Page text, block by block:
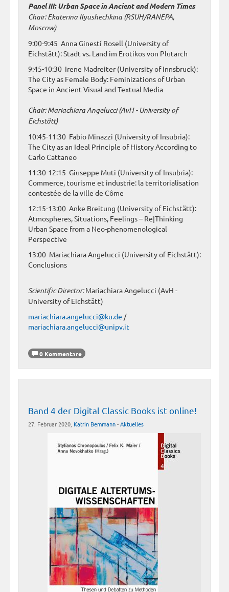
Panel III: Urban Space in Ancient and Modern Times
Chair: Ekaterina Ilyushechkina (RSUH/RANEPA,
Moscow)
9:00-9:45 Anna Ginestí Rosell (University of
Eichstätt): Stadt vs. Land im Erotikos von Plutarch
9:45-10:30 Irene Madreiter (University of Innsbruck):
The City as Female Body: Feminizations of Urban
Space in Ancient Visual and Textual Media
Chair: Mariachiara Angelucci (AvH - University of
Eichstätt)
10:45-11:30 Fabio Minazzi (University of Insubria):
The City as an Ideal Principle of History According to
Carlo Cattaneo
11:30-12:15 Giuseppe Muti (University of Insubria):
Commerce, tourisme et industrie: la territorialisation
contestée de la ville de Côme
12:15-13:00 Anke Breitung (University of Eichstätt):
Atmospheres, Situations, Feelings – Re|Thinking
Urban Space from a Neo-phenomenological
Perspective
13:00 Mariachiara Angelucci (University of Eichstätt):
Conclusions
Scientific Director:Mariachiara Angelucci (AvH -
University of Eichstätt)
mariachiara.angelucci@ku.de /
mariachiara.angelucci@unipv.it
0 Kommentare
Band 4 der Digital Classic Books ist online!
27. Februar 2020, Katrin Bemmann-Aktuelles